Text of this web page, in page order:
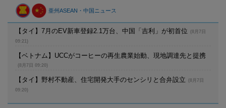
亜州ASEAN・中国ニュース
【タイ】7月のEV新車登録2.1万台、中国「吉利」が初首位
(8月7日
09:21)
【ベトナム】UCCがコーヒーの再生農業始動、現地調達先と提携
(8月7日 09:20)
【タイ】野村不動産、住宅開発大手のセンシリと合弁設立
(8月7日
09:20)